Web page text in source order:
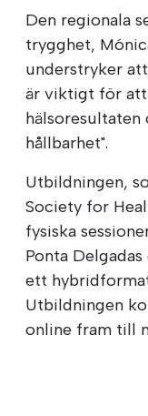
Den regionala
trygghet,
understryker
är viktigt för att
hälsoresultaten
hållbarhet".
Utbildningen,
Society for
fysiska
Ponta
ett
Utbildningen
online fram till